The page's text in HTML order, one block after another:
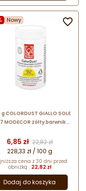
Nowy
COLORDUST GIALLO SOLE
MODECOR żółty barwnik w
Cena
6,85 zł Cena
22,82 zł
228,33 zł / 100 g
cena z 30 dni przed
obniżką : 22,82 zł
Dodaj do koszyka
